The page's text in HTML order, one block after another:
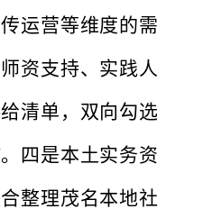
运营等维度的需
资支持、实践人
清单，双向勾选
四是本土实务资
整理茂名本地社